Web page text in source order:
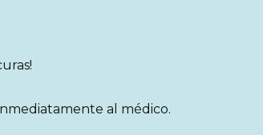
al médico.